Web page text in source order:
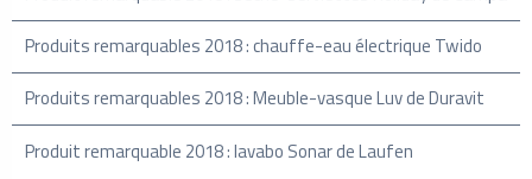
Produits remarquables 2018 : chauffe-eau électrique Twido
Produits remarquables 2018 : Meuble-vasque Luv de Duravit
Produit remarquable 2018 : lavabo Sonar de Laufen